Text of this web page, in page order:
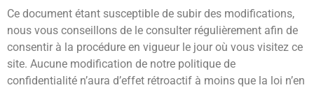
Ce document étant susceptible de subir des modifications,
nous vous conseillons de le consulter régulièrement afin de
consentir à la procédure en vigueur le jour où vous visitez ce
site. Aucune modification de notre politique de
confidentialité n’aura d’effet rétroactif à moins que la loi n’en